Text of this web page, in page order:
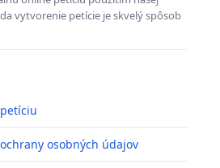
vytvorenie petície je skvelý spôsob
osobných údajov